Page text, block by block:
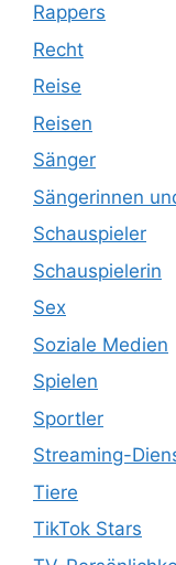
Rappers
Recht
Reise
Reisen
Sänger
Sängerinnen
Schauspieler
Schauspielerin
Sex
Soziale Medien
Spielen
Sportler
Streaming-
Tiere
TikTok Stars